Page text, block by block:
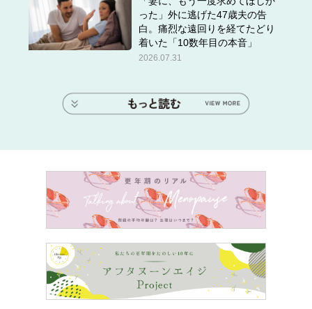
った」外に逃げた47歳夫の告
白。痛烈な遠回りを経てたどり
着いた「10数年目の本音」
2026.07.31